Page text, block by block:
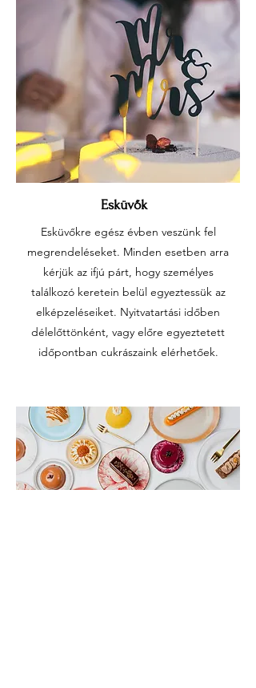
Esküvők
Esküvőkre egész évben veszünk fel
megrendeléseket. Minden esetben arra
kérjük az ifjú párt, hogy személyes
találkozó keretein belül egyeztessük az
elképzeléseiket. Nyitvatartási időben
délelőttönként, vagy előre egyeztetett
időpontban cukrászaink elérhetőek.